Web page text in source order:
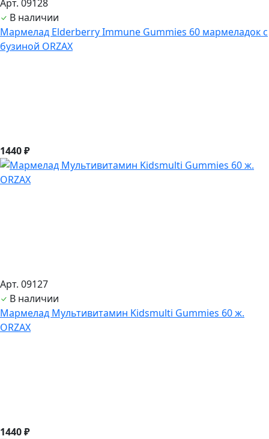
Арт. 09128
В наличии
Мармелад Elderberry Immune Gummies 60 мармеладок с
бузиной ORZAX
1440 ₽
Арт. 09127
В наличии
Мармелад Мультивитамин Kidsmulti Gummies 60 ж.
ORZAX
1440 ₽